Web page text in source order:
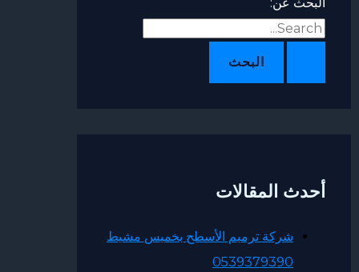
أحدث المقالات
شركة ترميم الأسطح بخميس مشيط
0539379390